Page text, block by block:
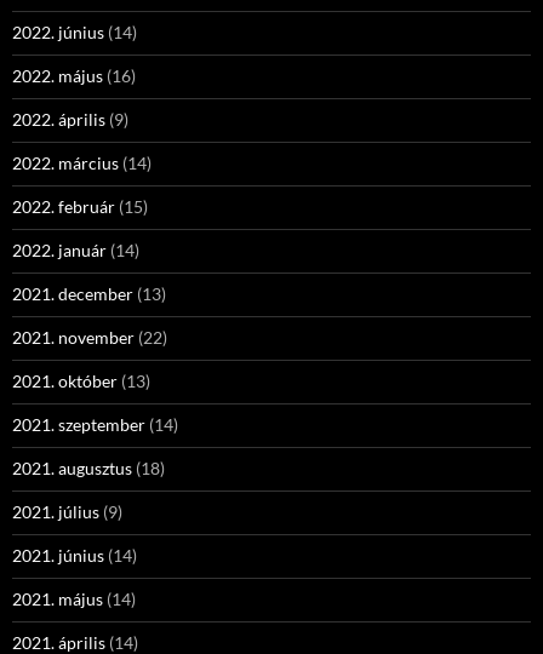
2022. június (14)
2022. május (16)
2022. április (9)
2022. március (14)
2022. február (15)
2022. január (14)
2021. december (13)
2021. november (22)
2021. október (13)
2021. szeptember (14)
2021. augusztus (18)
2021. július (9)
2021. június (14)
2021. május (14)
2021. április (14)